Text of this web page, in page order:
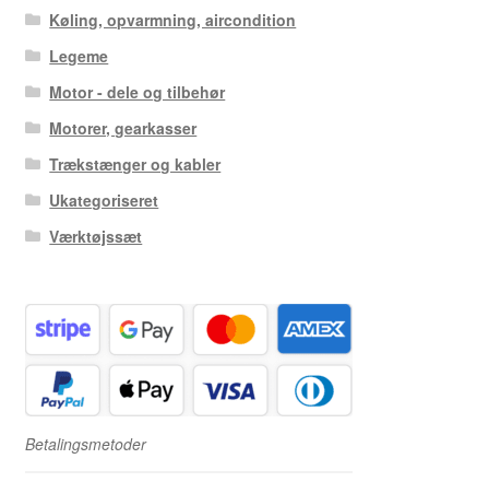
Køling, opvarmning, aircondition
Legeme
Motor - dele og tilbehør
Motorer, gearkasser
Trækstænger og kabler
Ukategoriseret
Værktøjssæt
Betalingsmetoder